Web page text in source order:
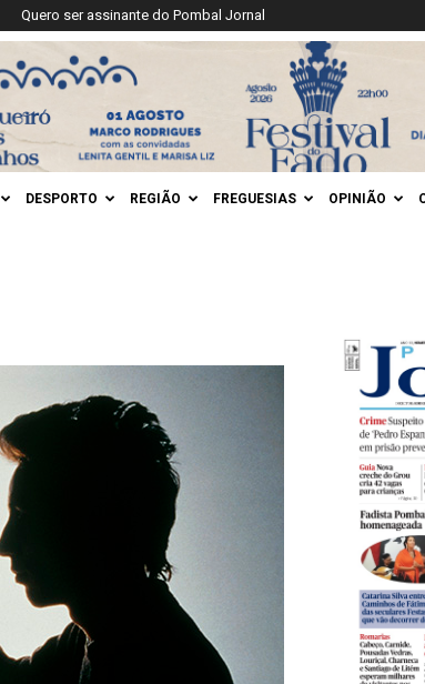
Quero ser assinante do Pombal Jornal
DESPORTO REGIÃO FREGUESIAS OPINIÃO